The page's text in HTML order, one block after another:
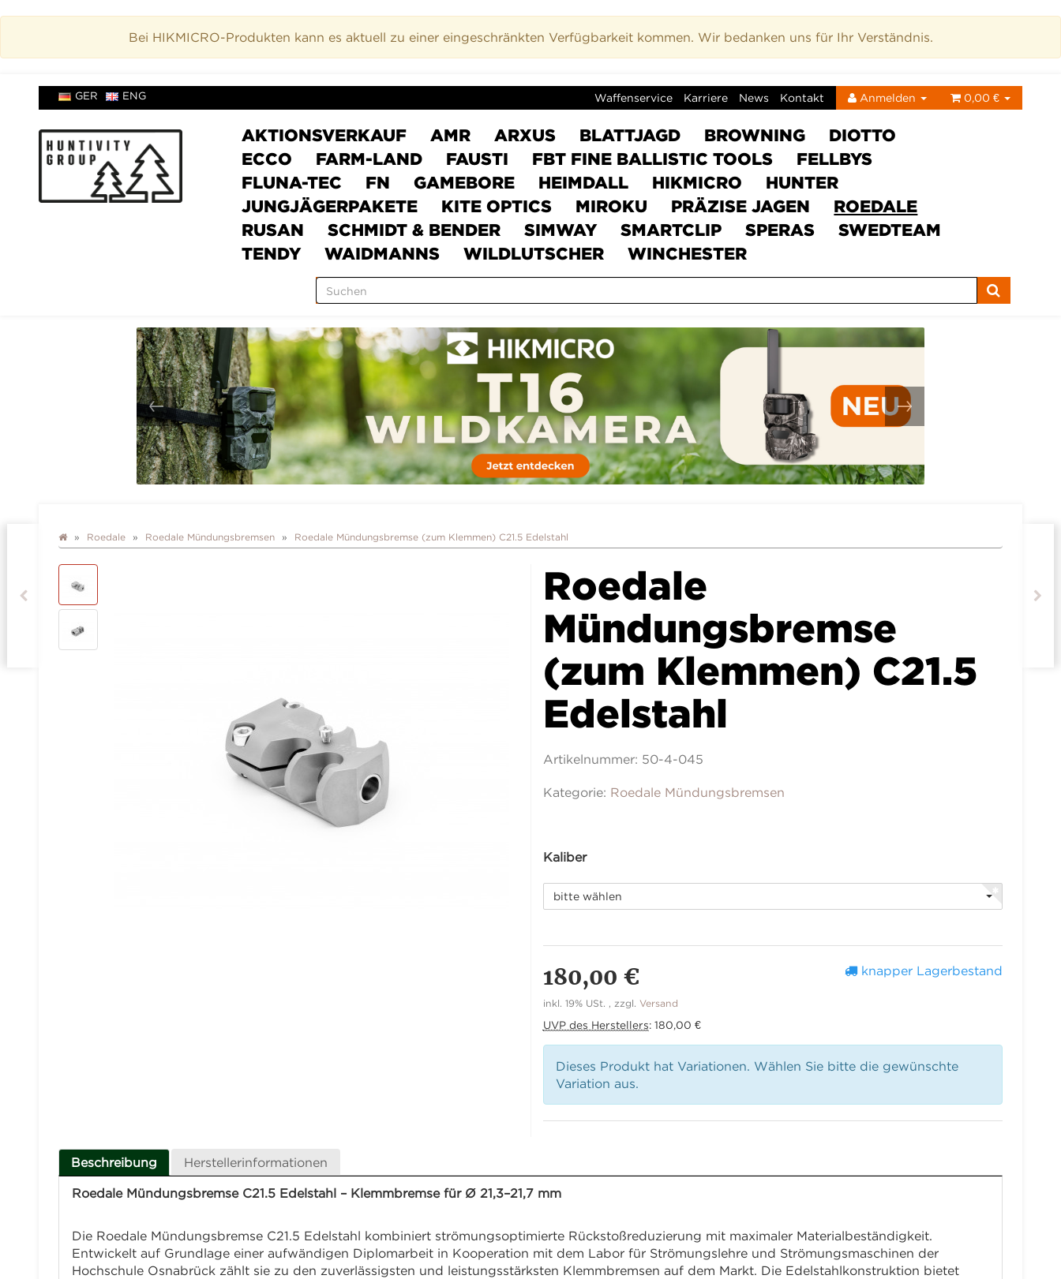
Bei HIKMICRO-Produkten kann es aktuell zu einer eingeschränkten Verfügbarkeit kommen. Wir bedanken uns für Ihr Verständnis.
GER ENG Waffenservice Karriere News Kontakt Anmelden 0,00 €
AKTIONSVERKAUF AMR ARXUS BLATTJAGD BROWNING
DIOTTO
ECCO
FARM-LAND FAUSTI FBT FINE BALLISTIC TOOLS
FELLBYS
FLUNA-TEC
FN GAMEBORE HEIMDALL HIKMICRO
HUNTER
JUNGJÄGERPAKETE
KITE OPTICS MIROKU PRÄZISE JAGEN
ROEDALE
RUSAN
SCHMIDT & BENDER SIMWAY SMARTCLIP SPERAS
SWEDTEAM
TENDY
WAIDMANNS WILDLUTSCHER WINCHESTER
Roedale Roedale Mündungsbremsen Roedale Mündungsbremse (zum Klemmen) C21.5 Edelstahl
Roedale
Mündungsbremse
(zum Klemmen) C21.5
Edelstahl
Artikelnummer: 50-4-045
Kategorie: Roedale Mündungsbremsen
Kaliber
bitte wählen
180,00 €
inkl. 19% USt. , zzgl. Versand
UVP des Herstellers: 180,00 €
knapper Lagerbestand
Dieses Produkt hat Variationen. Wählen Sie bitte die gewünschte
Variation aus.
Beschreibung Herstellerinformationen
Roedale Mündungsbremse C21.5 Edelstahl – Klemmbremse für Ø 21,3–21,7 mm
Die Roedale Mündungsbremse C21.5 Edelstahl kombiniert strömungsoptimierte Rückstoßreduzierung mit maximaler Materialbeständigkeit.
Entwickelt auf Grundlage einer aufwändigen Diplomarbeit in Kooperation mit dem Labor für Strömungslehre und Strömungsmaschinen der
Hochschule Osnabrück zählt sie zu den zuverlässigsten und leistungsstärksten Klemmbremsen auf dem Markt. Die Edelstahlkonstruktion bietet